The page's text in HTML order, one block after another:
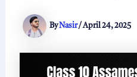
ByNasir/April 24, 2025